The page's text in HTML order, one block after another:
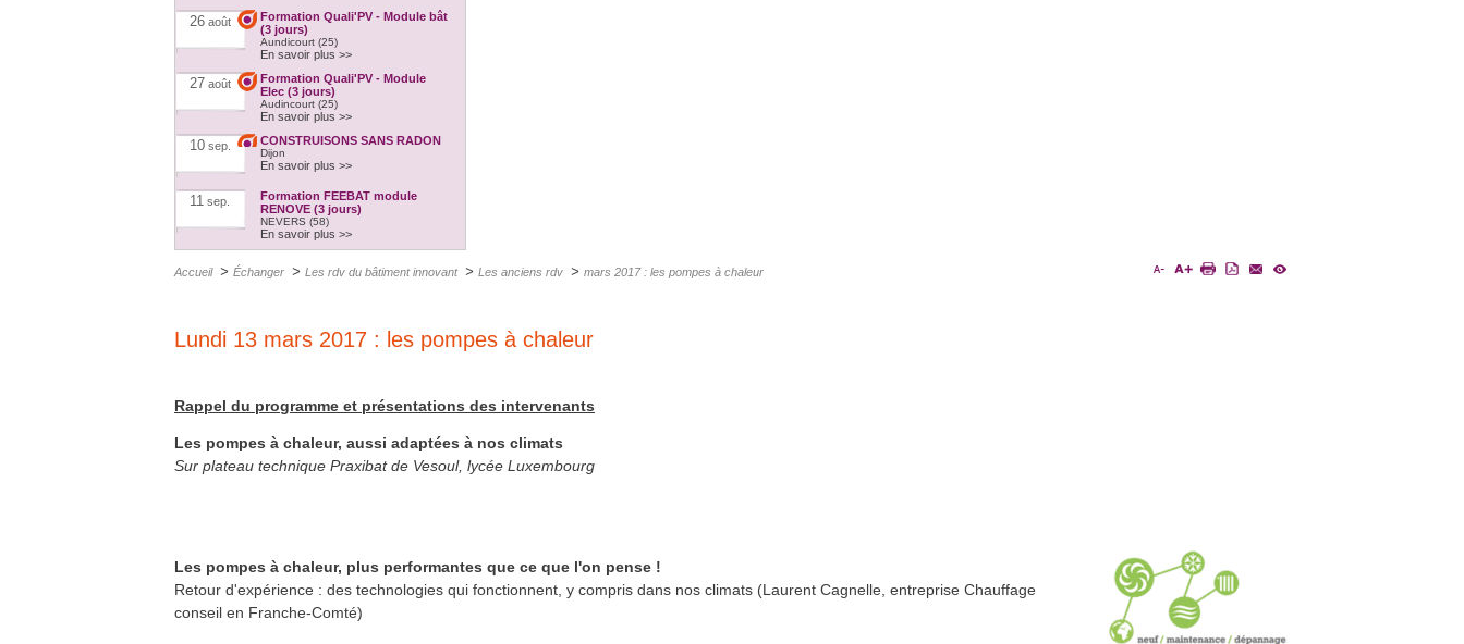
26 août
Formation Quali'PV - Module bât
(3 jours)
Aundicourt (25)
En savoir plus >>
27 août
Formation Quali'PV - Module
Elec (3 jours)
Audincourt (25)
En savoir plus >>
10 sep. CONSTRUISONS SANS RADON
Dijon
En savoir plus >>
11 sep.
Formation FEEBAT module
RENOVE (3 jours)
NEVERS (58)
En savoir plus >>
parois
21 oct.
Formation Quali'PAC - pompe à
chaleur en habitat individuel (5
24 fév.
Formation Quali'PAC - pompe à
Héricourt (70) et Vesoul (70)
En savoir plus >>
Accueil > Échanger > Les rdv du bâtiment innovant > Les anciens rdv > mars 2017 : les pompes à chaleur
Lundi 13 mars 2017 : les pompes à chaleur
Rappel du programme et présentations des intervenants
Les pompes à chaleur, aussi adaptées à nos climats
Sur plateau technique Praxibat de Vesoul, lycée Luxembourg
Les pompes à chaleur, plus performantes que ce que l'on pense !
Retour d'expérience : des technologies qui fonctionnent, y compris dans nos climats (Laurent Cagnelle, entreprise Chauffage
conseil en Franche-Comté)